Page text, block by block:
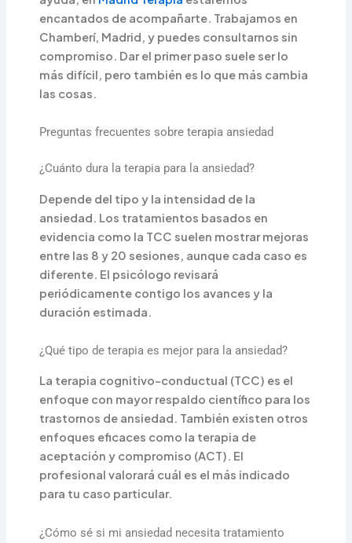
encantados de acompañarte. Trabajamos en
Chamberí, Madrid, y puedes consultarnos sin
compromiso. Dar el primer paso suele ser lo
más difícil, pero también es lo que más cambia
las cosas.
Preguntas frecuentes sobre terapia ansiedad
¿Cuánto dura la terapia para la ansiedad?
Depende del tipo y la intensidad de la
ansiedad. Los tratamientos basados en
evidencia como la TCC suelen mostrar mejoras
entre las 8 y 20 sesiones, aunque cada caso es
diferente. El psicólogo revisará
periódicamente contigo los avances y la
duración estimada.
¿Qué tipo de terapia es mejor para la ansiedad?
La terapia cognitivo-conductual (TCC) es el
enfoque con mayor respaldo científico para los
trastornos de ansiedad. También existen otros
enfoques eficaces como la terapia de
aceptación y compromiso (ACT). El
profesional valorará cuál es el más indicado
para tu caso particular.
¿Cómo sé si mi ansiedad necesita tratamiento